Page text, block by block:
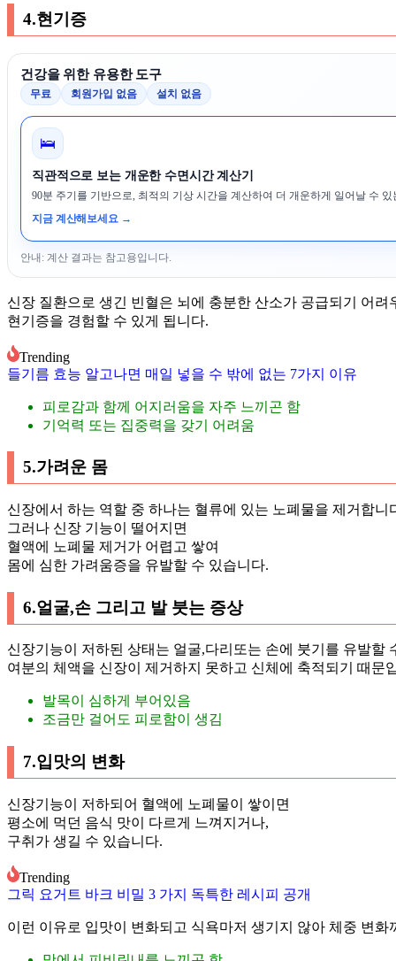
4.현기증
건강을 위한 유용한 도구
무료 회원가입 없음 설치 없음
🛌
직관적으로 보는 개운한 수면시간 계산기
90분 주기를 기반으로, 최적의 기상 시간을 계산하여 더 개운하게 일어날 수
지금 계산해보세요 →
안내: 계산 결과는 참고용입니다.
신장 질환으로 생긴 빈혈은 뇌에 충분한 산소가 공급되기 어려
현기증을 경험할 수 있게 됩니다.
Trending
들기름 효능 알고나면 매일 넣을 수 밖에 없는 7가지 이유
피로감과 함께 어지러움을 자주 느끼곤 함
기억력 또는 집중력을 갖기 어려움
5.가려운 몸
신장에서 하는 역할 중 하나는 혈류에 있는 노폐물을 제거합니
그러나 신장 기능이 떨어지면
혈액에 노폐물 제거가 어렵고 쌓여
몸에 심한 가려움증을 유발할 수 있습니다.
6.얼굴,손 그리고 발 붓는 증상
신장기능이 저하된 상태는 얼굴,다리또는 손에 붓기를 유발할
여분의 체액을 신장이 제거하지 못하고 신체에 축적되기 때문
발목이 심하게 부어있음
조금만 걸어도 피로함이 생김
7.입맛의 변화
신장기능이 저하되어 혈액에 노폐물이 쌓이면
평소에 먹던 음식 맛이 다르게 느껴지거나,
구취가 생길 수 있습니다.
Trending
그릭 요거트 바크 비밀 3 가지 독특한 레시피 공개
이런 이유로 입맛이 변화되고 식욕마저 생기지 않아 체중 변화